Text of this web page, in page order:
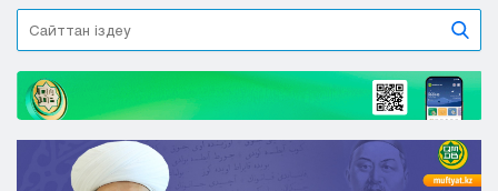
Астана
Алматы
Актобе
Атырау
Жезказган
Караганда